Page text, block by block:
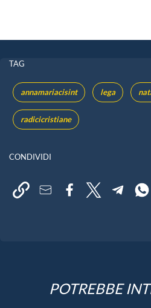
TAG
annamariacisint lega
radicicristiane
CONDIVIDI
POTREBBE